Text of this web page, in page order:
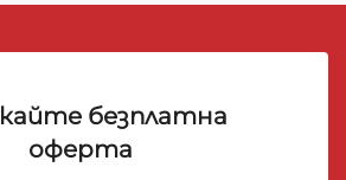
безплатна
оферта